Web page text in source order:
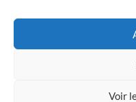
Voir
LUXURY